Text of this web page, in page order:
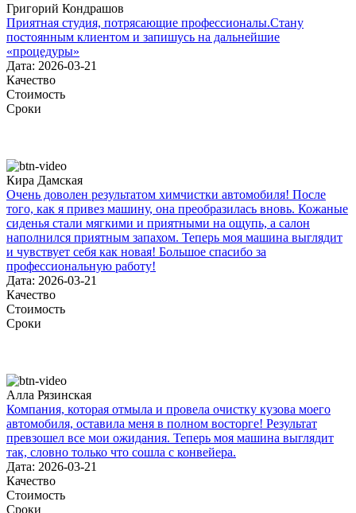
Григорий Кондрашов
Приятная студия, потрясающие профессионалы.Стану
постоянным клиентом и запишусь на дальнейшие
«процедуры»
Дата: 2026-03-21
Качество
Стоимость
Сроки
Кира Дамская
Очень доволен результатом химчистки автомобиля! После
того, как я привез машину, она преобразилась вновь. Кожаные
сиденья стали мягкими и приятными на ощупь, а салон
наполнился приятным запахом. Теперь моя машина выглядит
и чувствует себя как новая! Большое спасибо за
профессиональную работу!
Дата: 2026-03-21
Качество
Стоимость
Сроки
Алла Рязинская
Компания, которая отмыла и провела очистку кузова моего
автомобиля, оставила меня в полном восторге! Результат
превзошел все мои ожидания. Теперь моя машина выглядит
так, словно только что сошла с конвейера.
Дата: 2026-03-21
Качество
Стоимость
Сроки